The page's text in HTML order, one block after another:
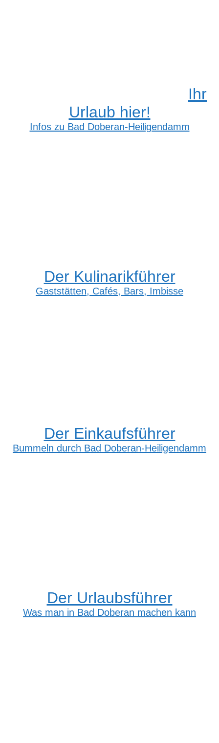
Ihr
Urlaub hier!
Infos zu Bad Doberan-Heiligendamm
Der Kulinarikführer
Gaststätten, Cafés, Bars, Imbisse
Der Einkaufsführer
Bummeln durch Bad Doberan-Heiligendamm
Der Urlaubsführer
Was man in Bad Doberan machen kann